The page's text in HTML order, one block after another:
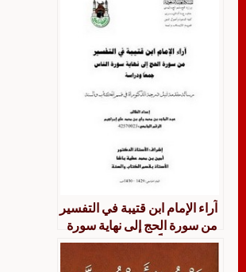
آراء الإمام ابن قتيبة في التفسير
من سورة الحج إلى نهاية سورة
الناس جمعاً ودراسة